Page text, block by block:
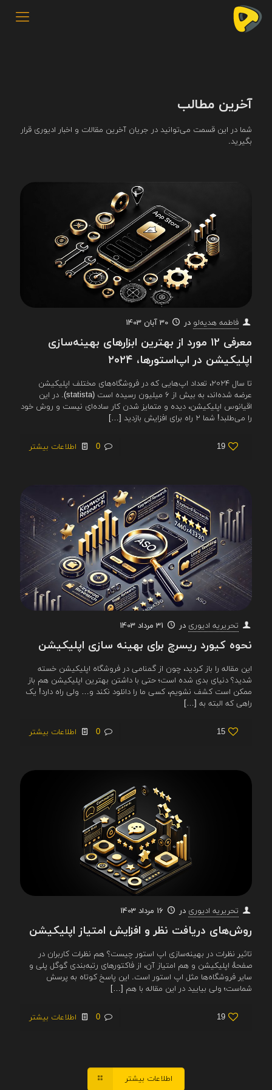
آخرین مطالب
شما در این قسمت می‌توانید در جریان آخرین مقالات و اخبار ادیوری قرار
بگیرید.
فاطمه هدیه‌لو در 30 آبان 1403
معرفی ۱۲ مورد از بهترین ابزارهای بهینه‌سازی
اپلیکیشن در اپ‌استورها، ۲۰۲۴
تا سال ۲۰۲۴، تعداد اپ‌هایی که در فروشگاه‌های مختلف اپلیکیشن
عرضه شده‌اند، به بیش از ۶ میلیون رسیده است (statista). در این
اقیانوس اپلیکیشن، دیده و متمایز شدن کار ساده‌ای نیست و روش خود
را می‌طلبد! شما ۲ راه برای افزایش بازدید
[…]
19
0 اطلاعات بیشتر
تحریریه ادیوری در 31 مرداد 1403
نحوه کیورد ریسرچ برای بهینه سازی اپلیکیشن
این مقاله را باز کردید، چون از گمنامی در فروشگاه اپلیکیشن خسته
شدید؟ دنیای بدی شده است؛ حتی با داشتن بهترین اپلیکیشن هم باز
ممکن است کشف نشویم، کسی ما را دانلود نکند و… ولی راه دارد! یک
راهی که البته به […]
15
0 اطلاعات بیشتر
تحریریه ادیوری در 16 مرداد 1403
روش‌های دریافت نظر و افزایش امتیاز اپلیکیشن
تاثیر نظرات در بهینه‌سازی اپ استور چیست؟ هم نظرات کاربران در
صفحهٔ اپلیکیشن و هم امتیاز آن، از فاکتورهای رتبه‌بندی گوگل پلی و
سایر فروشگاه‌ها مثل اپ استور است. این پاسخ کوتاه به پرسش
شماست؛ ولی بیایید در این مقاله با هم […]
19
0 اطلاعات بیشتر
اطلاعات بیشتر